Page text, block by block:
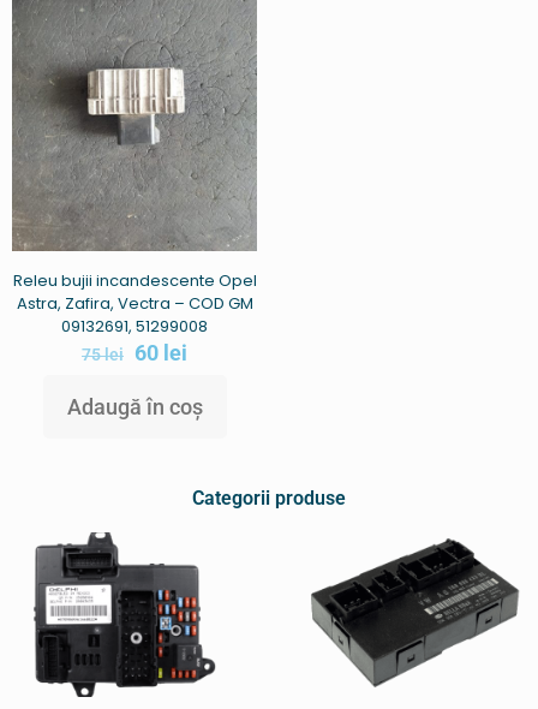
Releu bujii incandescente Opel
Astra, Zafira, Vectra – COD GM
09132691, 51299008
75lei 60 lei
Adaugă în coș
Categorii produse